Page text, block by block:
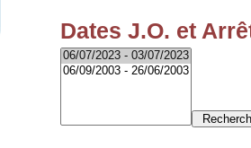
Dates J.O. et